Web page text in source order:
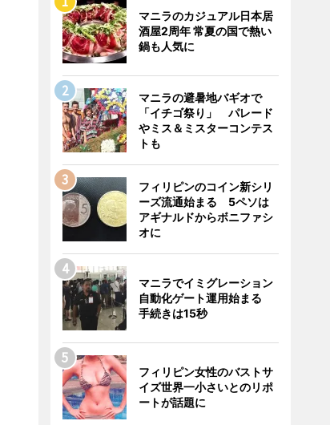
マニラのカジュアル日本居
酒屋2周年 常夏の国で熱い
鍋も人気に
マニラの避暑地バギオで
「イチゴ祭り」 パレード
やミス＆ミスターコンテス
トも
フィリピンのコイン新シリ
ーズ流通始まる 5ペソは
アギナルドからボニファシ
オに
マニラでイミグレーション
自動化ゲート運用始まる
手続きは15秒
フィリピン女性のバストサ
イズ世界一小さいとのリポ
ートが話題に